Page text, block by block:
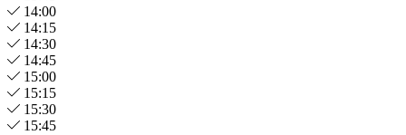
14:00
14:15
14:30
14:45
15:00
15:15
15:30
15:45